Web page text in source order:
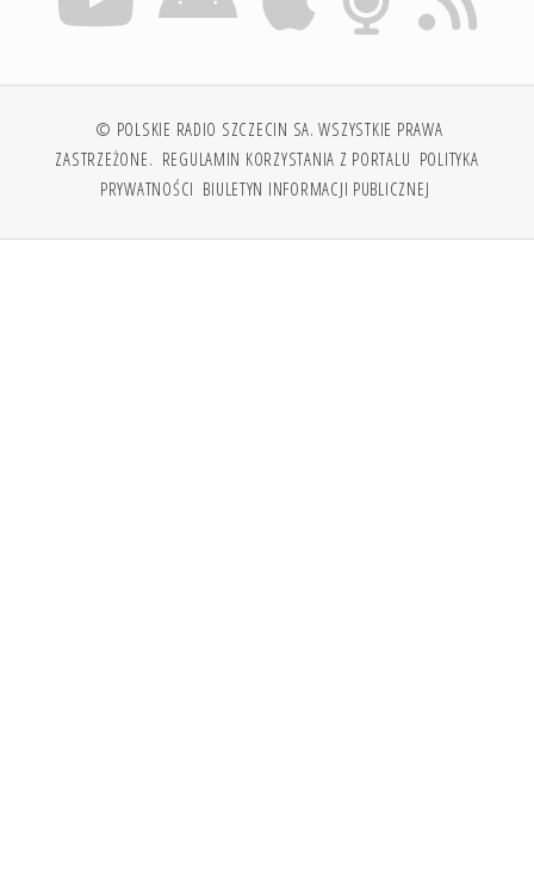
© POLSKIE RADIO SZCZECIN SA. WSZYSTKIE PRAWA
ZASTRZEŻONE. REGULAMIN KORZYSTANIA Z PORTALU POLITYKA
PRYWATNOŚCI BIULETYN INFORMACJI PUBLICZNEJ